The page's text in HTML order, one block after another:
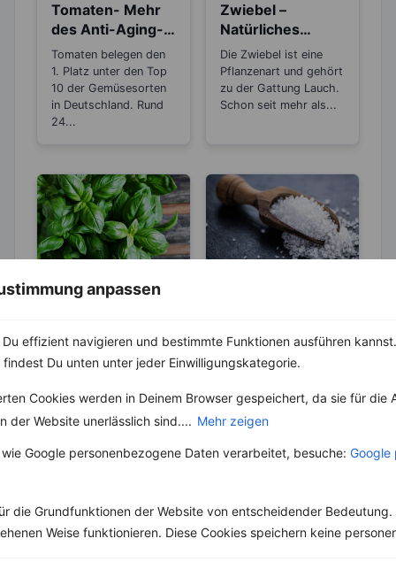
anpassen
effizient navigieren und bestimmte Funktionen ausführen
Du unten unter jeder Einwilligungskategorie.
Cookies werden in Deinem Browser gespeichert, da sie für die
der Website unerlässlich sind.... Mehr zeigen
Google personenbezogene Daten verarbeitet, besuche: Google
die Grundfunktionen der Website von entscheidender Bedeutung.
Weise funktionieren. Diese Cookies speichern keine
Tomaten- Mehr
des Anti-Aging-
Stoffs Lycopin
durchs
Einkochen?
Tomaten belegen den
1. Platz unter den Top
10 der Gemüsesorten
in Deutschland. Rund
24...
Zwiebel –
Natürliches
Antibiotikum und
„Wunder“-
Heilmittel
Die Zwiebel ist eine
Pflanzenart und gehört
zu der Gattung Lauch.
Schon seit mehr als...
KRÄUTER & GEWÜRZE
gibt über 60
verschiedene
Der Geschmack und
als Erstes an Italien.
Dabei ist die Herkunft
heute...
Salz – Die
Abnehmbremse
lebenswichtiger Stoff
und aus unserer Küche
denken. Der...